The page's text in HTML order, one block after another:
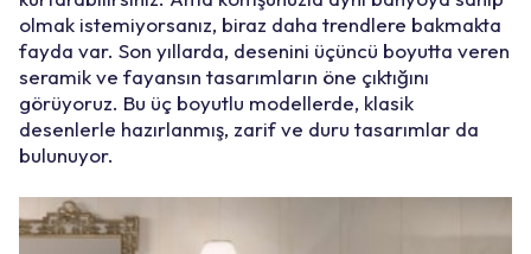
olmak istemiyorsanız, biraz daha trendlere bakmakta
fayda var. Son yıllarda, desenini üçüncü boyutta veren
seramik ve fayansın tasarımların öne çıktığını
görüyoruz. Bu üç boyutlu modellerde, klasik
desenlerle hazırlanmış, zarif ve duru tasarımlar da
bulunuyor.